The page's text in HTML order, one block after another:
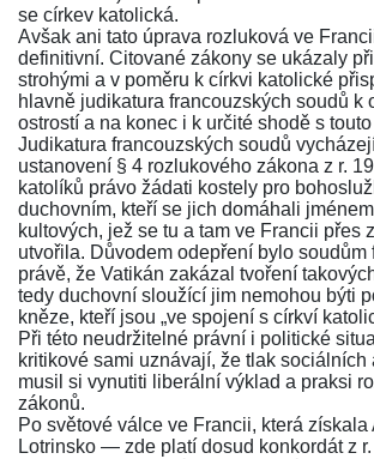
se církev katolická.
Avšak ani tato úprava rozluková ve
definitivní. Citované zákony se ukázaly
strohými a v poměru k církvi katolické
hlavně judikatura francouzských soudů k
ostrostí a na konec i k určité shodě s
Judikatura francouzských soudů
ustanovení § 4 rozlukového zákona z r.
katolíků právo žádati kostely pro
duchovním, kteří se jich domáhali
kultových, jež se tu a tam ve Francii přes
utvořila. Důvodem odepření bylo soudům
právě, že Vatikán zakázal tvoření
tedy duchovní sloužící jim nemohou býti
kněze, kteří jsou „ve spojení s církví
Při této neudržitelné právní i politické
kritikové sami uznávají, že tlak sociálních
musil si vynutiti liberální výklad a praksi
zákonů.
Po světové válce ve Francii, která získala
Lotrinsko — zde platí dosud konkordát z